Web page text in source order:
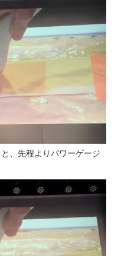
、先程よりパワーゲージ